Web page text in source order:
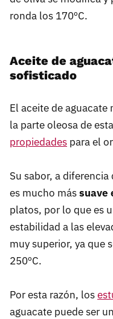
ronda los 170ºC.
Aceite de
sofisticado
El aceite de aguacate
la parte oleosa de
propiedades para el
Su sabor, a
es mucho mássuave
platos, por lo que es
estabilidad a las
muy superior, ya que
250ºC.
Por esta razón, los
aguacate puede ser